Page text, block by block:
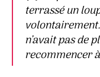
terrassé un
n’avait pas de
recommencer